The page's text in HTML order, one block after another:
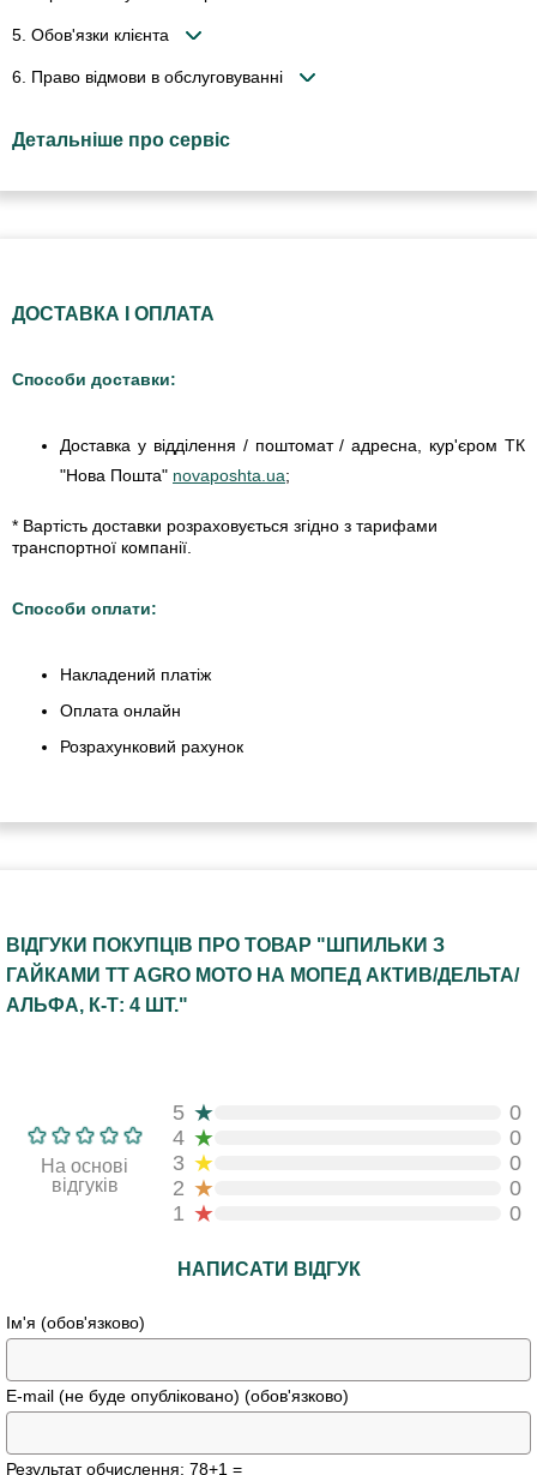
5. Обов'язки клієнта
6. Право відмови в обслуговуванні
Детальніше про сервіс
ДОСТАВКА І ОПЛАТА
Способи доставки:
Доставка у відділення / поштомат / адресна, кур'єром ТК
"Нова Пошта" novaposhta.ua;
* Вартість доставки розраховується згідно з тарифами
транспортної компанії.
Способи оплати:
Накладений платіж
Оплата онлайн
Розрахунковий рахунок
ВІДГУКИ ПОКУПЦІВ ПРО ТОВАР "ШПИЛЬКИ З
ГАЙКАМИ TT AGRO MOTO НА МОПЕД АКТИВ/ДЕЛЬТА/
АЛЬФА, К-Т: 4 ШТ."
На основі
відгуків
5 ★
0
4 ★
0
3 ★
0
2 ★
0
1 ★ 0
НАПИСАТИ ВІДГУК
Ім'я (обов'язково)
E-mail (не буде опубліковано) (обов'язково)
Результат обчислення: 78+1 =